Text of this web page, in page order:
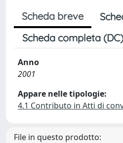
Scheda breve
Scheda completa (DC)
Anno
2001
Appare nelle tipologie:
4.1 Contributo in Atti di
File in questo prodotto: